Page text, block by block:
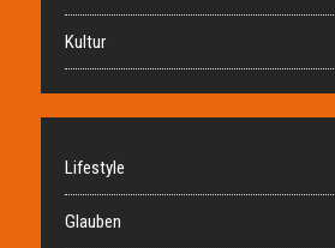
Kultur
Lifestyle
Glauben